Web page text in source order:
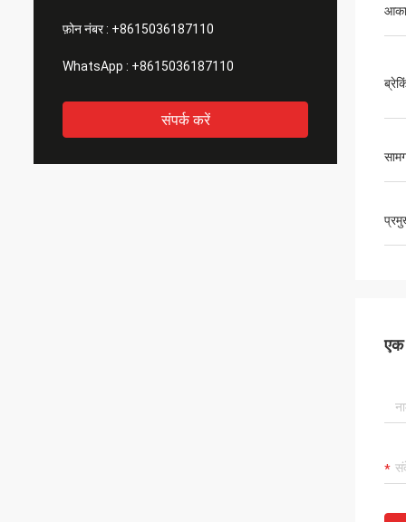
फ़ोन नंबर : +8615036187110
WhatsApp : +8615036187110
संपर्क करें
एक